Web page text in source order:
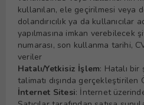
kullanılan, ele geçirilmesi veya
dolandırıcılık ya da kullanıcılar
yapılmasına imkan verebilecek
numarası, son kullanma tarihi,
veriler
Hatalı/Yetkisiz İşlem: Hatalı bir
talimatı dışında gerçekleştirilen
İnternet Sitesi: İnternet